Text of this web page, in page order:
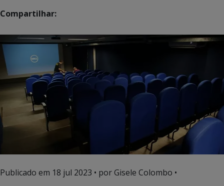
Compartilhar:
Publicado em 18 jul 2023 • por Gisele Colombo •